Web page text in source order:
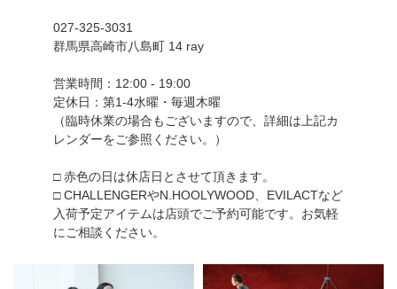
027-325-3031
群馬県高崎市八島町 14 ray
営業時間：12:00 - 19:00
定休日：第1-4水曜・毎週木曜
（臨時休業の場合もございますので、詳細は上記カ
レンダーをご参照ください。）
□ 赤色の日は休店日とさせて頂きます。
□ CHALLENGERやN.HOOLYWOOD、EVILACTなど
入荷予定アイテムは店頭でご予約可能です。お気軽
にご相談ください。